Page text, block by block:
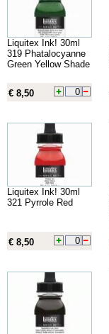
Liquitex Ink! 30ml
319 Phatalocyanne
Green Yellow Shade
€ 8,50
Liquitex Ink! 30ml
321 Pyrrole Red
€ 8,50